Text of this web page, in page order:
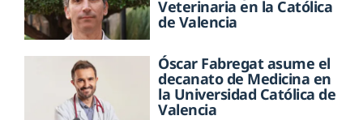
Veterinaria en la Católica
de Valencia
Óscar Fabregat asume el
decanato de Medicina en
la Universidad Católica de
Valencia